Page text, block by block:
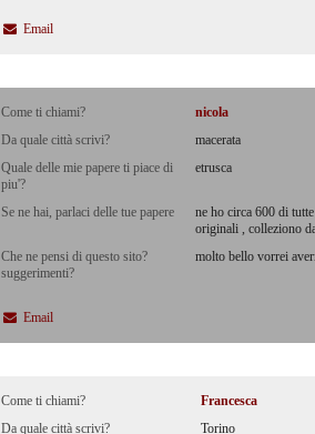
Email
Come ti chiami?
nicola
Da quale città scrivi?
macerata
Quale delle mie papere ti piace di
piu'?
etrusca
Se ne hai, parlaci delle tue papere
ne ho circa 600 di
originali , colleziono
Che ne pensi di questo sito?
suggerimenti?
molto bello vorrei
Email
Come ti chiami?
Francesca
Da quale città scrivi?
Torino